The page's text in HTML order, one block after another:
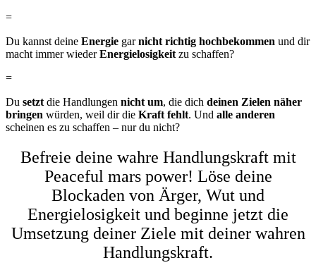
=
Du kannst deine Energie garnicht richtig hochbekommen und dir
macht immer wiederEnergielosigkeit zu schaffen?
=
Du setzt die Handlungen nicht um, die dich deinen Zielen näher
bringen würden, weil dir die Kraft fehlt. Und alle anderen
scheinen es zu schaffen – nur du nicht?
Befreie deine wahre Handlungskraft mit
Peaceful mars power! Löse deine
Blockaden von Ärger, Wut und
Energielosigkeit und beginne jetzt die
Umsetzung deiner Ziele mit deiner wahren
Handlungskraft.